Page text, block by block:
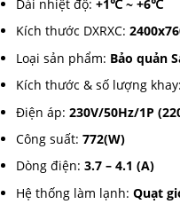
Dải nhiệt độ:+1℃ ~ +6℃
Kích thước DXRXC:
Loại sản phẩm: Bảo quản
Kích thước & số lượng khay:
Điện áp:230V/50Hz/1P
Công suất:772(W)
Dòng điện: 3.7 – 4.1 (A)
Hệ thống làm lạnh:Quạt